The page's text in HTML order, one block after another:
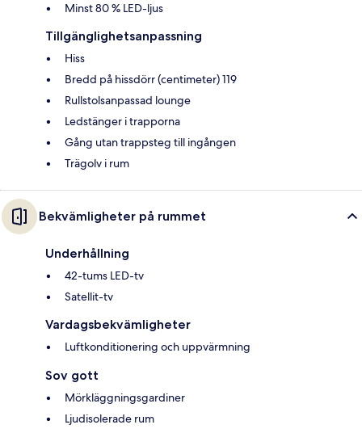
Minst 80 % LED-ljus
Tillgänglighetsanpassning
Hiss
Bredd på hissdörr (centimeter) 119
Rullstolsanpassad lounge
Ledstänger i trapporna
Gång utan trappsteg till ingången
Trägolv i rum
Bekvämligheter på rummet
Underhållning
42-tums LED-tv
Satellit-tv
Vardagsbekvämligheter
Luftkonditionering och uppvärmning
Sov gott
Mörkläggningsgardiner
Ljudisolerade rum